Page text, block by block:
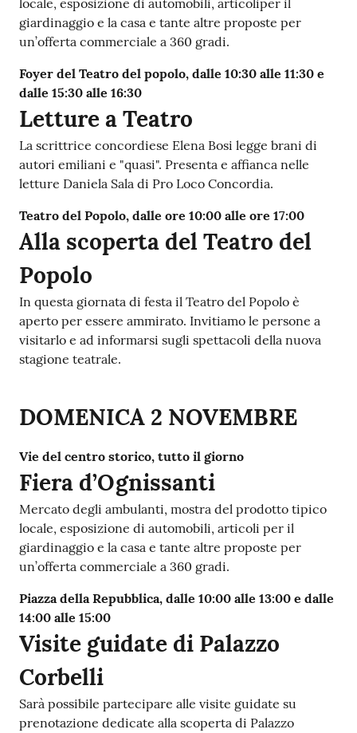
locale, esposizione di automobili, articoliper il
giardinaggio e la casa e tante altre proposte per
un’offerta commerciale a 360 gradi.
Foyer del Teatro del popolo, dalle 10:30 alle 11:30 e
dalle 15:30 alle 16:30
Letture a Teatro
La scrittrice concordiese Elena Bosi legge brani di
autori emiliani e "quasi". Presenta e affianca nelle
letture Daniela Sala di Pro Loco Concordia.
Teatro del Popolo, dalle ore 10:00 alle ore 17:00
Alla scoperta del Teatro del
Popolo
In questa giornata di festa il Teatro del Popolo è
aperto per essere ammirato. Invitiamo le persone a
visitarlo e ad informarsi sugli spettacoli della nuova
stagione teatrale.
DOMENICA 2 NOVEMBRE
Vie del centro storico, tutto il giorno
Fiera d’Ognissanti
Mercato degli ambulanti, mostra del prodotto tipico
locale, esposizione di automobili, articoli per il
giardinaggio e la casa e tante altre proposte per
un’offerta commerciale a 360 gradi.
Piazza della Repubblica, dalle 10:00 alle 13:00 e dalle
14:00 alle 15:00
Visite guidate di Palazzo
Corbelli
Sarà possibile partecipare alle visite guidate su
prenotazione dedicate alla scoperta di Palazzo